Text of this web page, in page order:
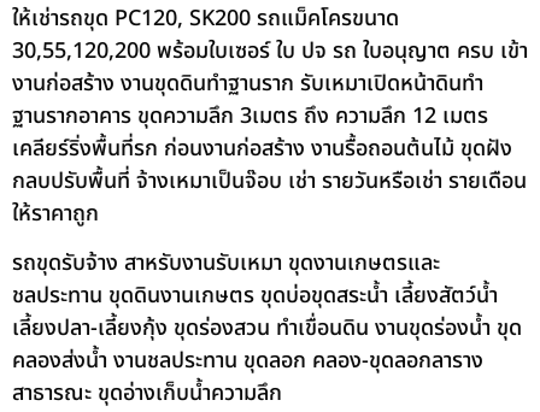
ให้เช่ารถขุด PC120, SK200 รถแม็คโครขนาด
30,55,120,200 พร้อมใบเซอร์ ใบ ปจ รถ ใบอนุญาต ครบ เข้า
งานก่อสร้าง งานขุดดินทำฐานราก รับเหมาเปิดหน้าดินทำ
ฐานรากอาคาร ขุดความลึก 3เมตร ถึง ความลึก 12 เมตร
เคลียร์ริ่งพื้นที่รก ก่อนงานก่อสร้าง งานรื้อถอนต้นไม้ ขุดฝัง
กลบปรับพื้นที่ จ้างเหมาเป็นจ๊อบ เช่า รายวันหรือเช่า รายเดือน
ให้ราคาถูก
รถขุดรับจ้าง สาหรับงานรับเหมา ขุดงานเกษตรและ
ชลประทาน ขุดดินงานเกษตร ขุดบ่อขุดสระน้ำ เลี้ยงสัตว์น้ำ
เลี้ยงปลา-เลี้ยงกุ้ง ขุดร่องสวน ทำเขื่อนดิน งานขุดร่องน้ำ ขุด
คลองส่งน้ำ งานชลประทาน ขุดลอก คลอง-ขุดลอกลาราง
สาธารณะ ขุดอ่างเก็บน้ำความลึก